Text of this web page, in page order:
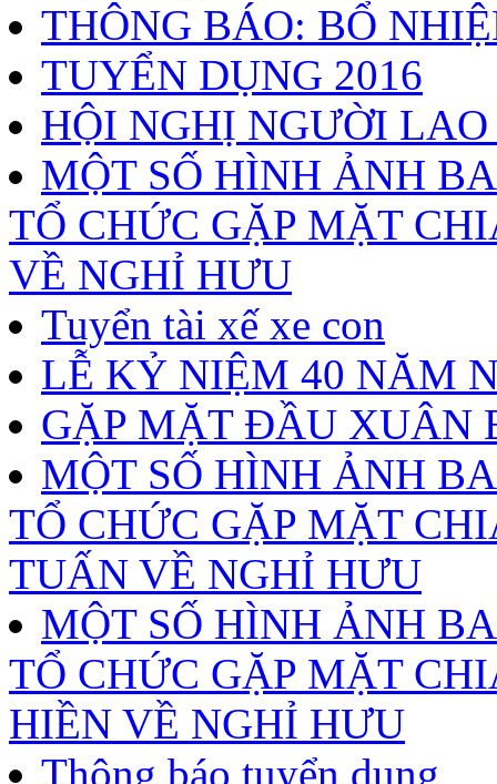
THÔNG BÁO: BỔ
TUYỂN DỤNG 2016
HỘI NGHỊ NGƯỜI
MỘT SỐ HÌNH ẢNH
TỔ CHỨC GẶP MẶT
VỀ NGHỈ HƯU
Tuyển tài xế xe con
LỄ KỶ NIỆM 40 NĂM
GẶP MẶT ĐẦU XUÂN
MỘT SỐ HÌNH ẢNH
TỔ CHỨC GẶP MẶT
TUẤN VỀ NGHỈ HƯU
MỘT SỐ HÌNH ẢNH
TỔ CHỨC GẶP MẶT
HIỀN VỀ NGHỈ HƯU
Thông báo tuyển dụng